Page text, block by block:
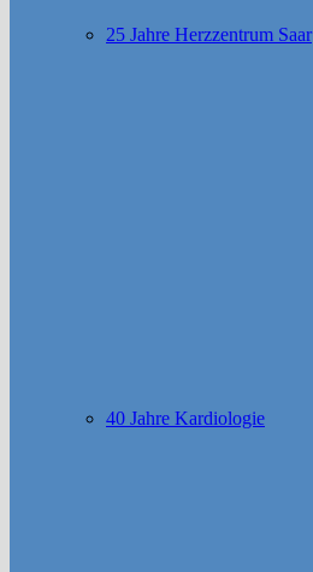
25 Jahre Herzzentrum Saar
40 Jahre Kardiologie